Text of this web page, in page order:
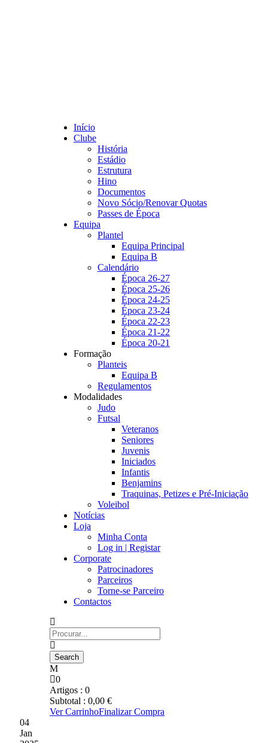
Início
Clube
História
Estádio
Estrutura
Hino
Documentos
Novo Sócio/Renovar Quotas
Passes de Época
Equipa
Plantel
Equipa Principal
Equipa B
Calendário
Época 26-27
Época 25-26
Época 24-25
Época 23-24
Época 22-23
Época 21-22
Época 20-21
Formação
Planteis
Equipa B
Regulamentos
Modalidades
Judo
Futsal
Veteranos
Seniores
Juvenis
Iniciados
Infantis
Benjamins
Traquinas, Petizes e Pré-Iniciação
Voleibol
Notícias
Loja
Minha Conta
Log in | Registar
Corporate
Patrocinadores
Parceiros
Torne-se Parceiro
Contactos
0
Artigos : 0
Subtotal : 0,00 €
Ver CarrinhoFinalizar Compra
04
Jan